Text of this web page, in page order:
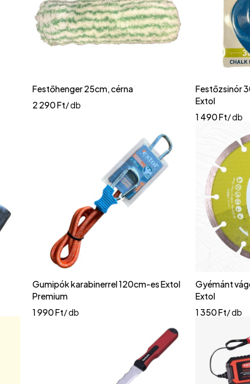
Festőhenger 25cm, cérna
2 290Ft/ db
Festőzsinór
Extol
1 490Ft/ db
Gumipók karabinerrel 120cm-es Extol
Premium
1 990Ft/ db
Gyémánt
Extol
1 350Ft/ db